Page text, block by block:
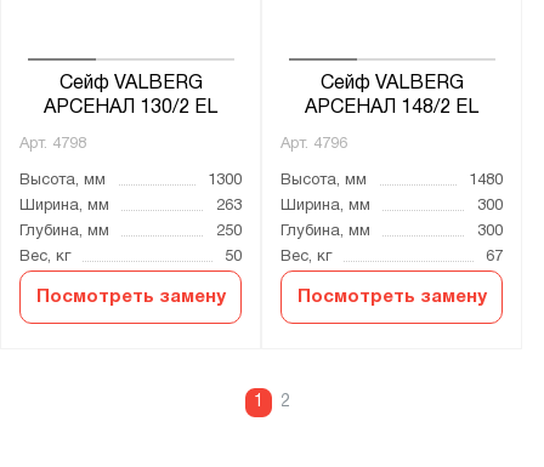
Сейф VALBERG
АРСЕНАЛ 130/2 EL
Арт. 4798
Высота, мм
1300
Ширина, мм
263
Глубина, мм
250
Вес, кг
50
Посмотреть замену
Сейф VALBERG
АРСЕНАЛ 148/2 EL
Арт. 4796
Высота, мм
1480
Ширина, мм
300
Глубина, мм
300
Вес, кг
67
Посмотреть замену
1 2